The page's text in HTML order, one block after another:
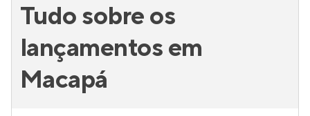
Tudo sobre os
lançamentos em
Macapá